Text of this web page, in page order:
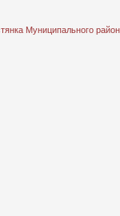
Муниципального